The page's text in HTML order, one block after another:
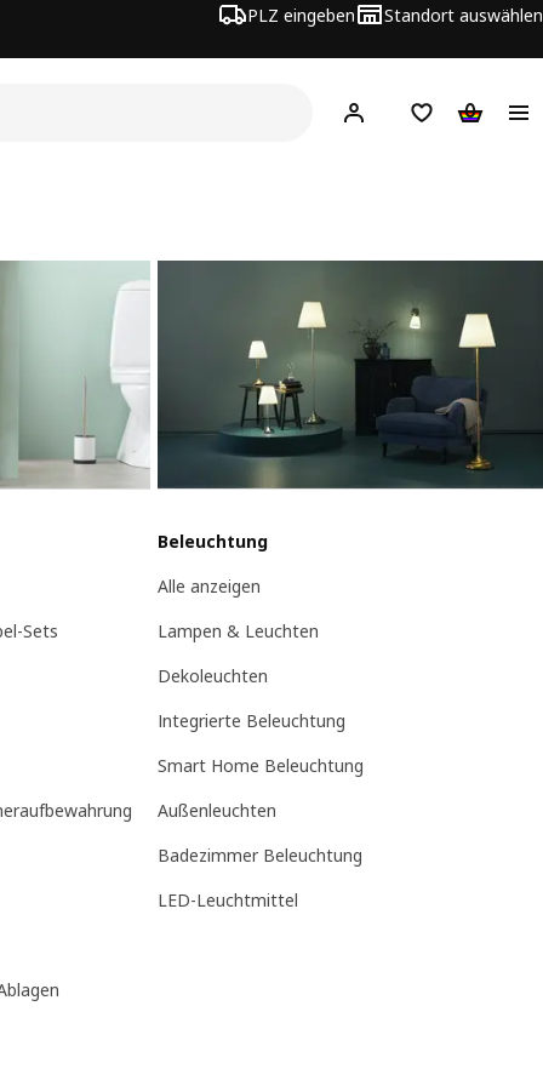
PLZ eingeben Standort auswählen
Hej! Hier einloggen
Merkzettel
Sets
Beleuchtung
Alle anzeigen
Lampen & Leuchten
Dekoleuchten
Integrierte Beleuchtung
Smart Home Beleuchtung
Außenleuchten
Badezimmer Beleuchtung
LED-Leuchtmittel